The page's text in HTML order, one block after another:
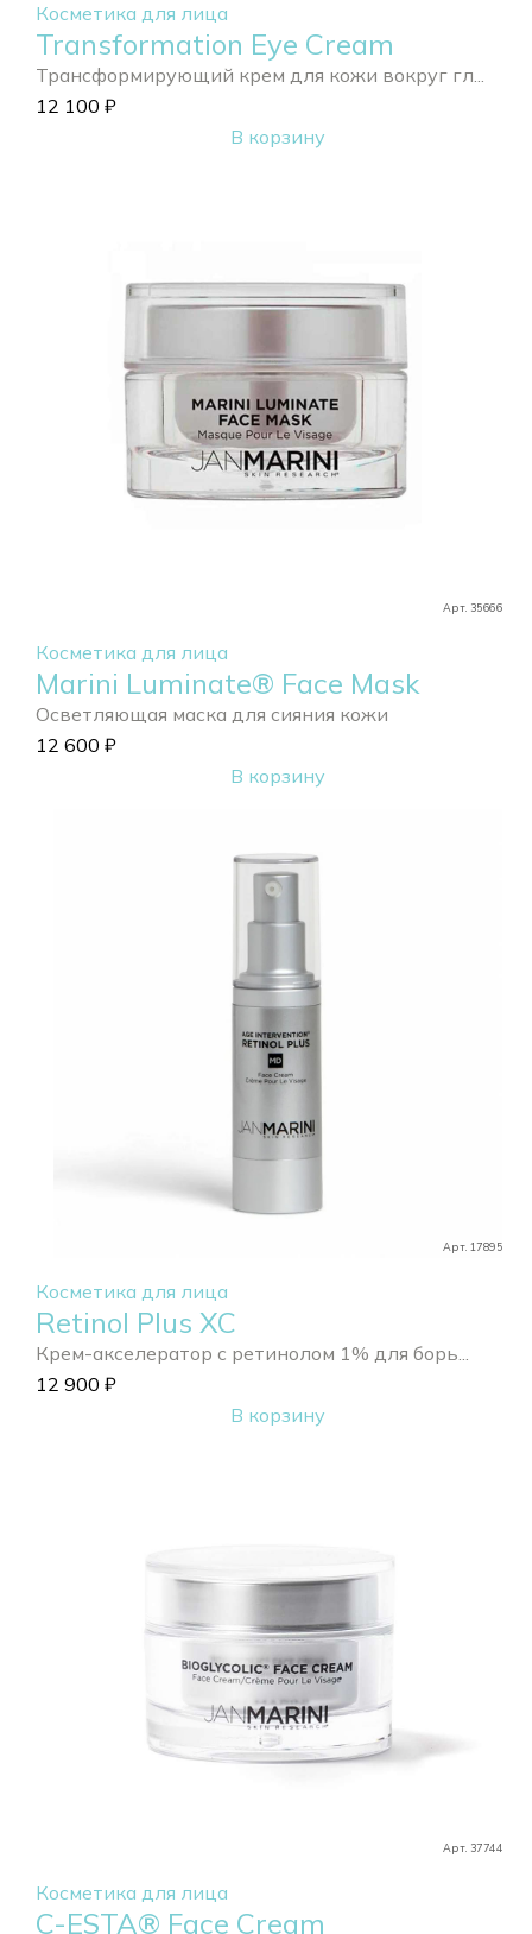
Косметика для лица
Transformation Eye Cream
Трансформирующий крем для кожи вокруг гл...
12 100 ₽
В корзину
Арт. 35666
Косметика для лица
Marini Luminate® Face Mask
Осветляющая маска для сияния кожи
12 600 ₽
В корзину
Арт. 17895
Косметика для лица
Retinol Plus XC
Крем-акселератор с ретинолом 1% для борь...
12 900 ₽
В корзину
Арт. 37744
Косметика для лица
C-ESTA® Face Cream